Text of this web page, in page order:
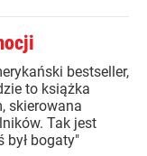
bestseller,
to książka
skierowana
Tak jest
był bogaty"